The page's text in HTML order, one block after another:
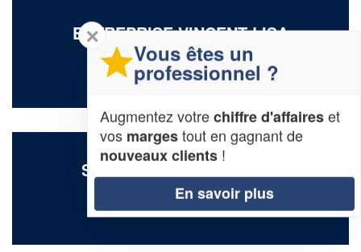
ENTREPRISE VINCENT LISA
36 Avenue Colonel Teyssier
81000 Albi
SOCIÉTÉ IOVLEFF MARIE
9 Allee Des Platanes
✕
Vous êtes un
professionnel ?
Augmentez votrechiffre d'affaireset
vos margestout en gagnant de
nouveaux clients !
En savoir plus